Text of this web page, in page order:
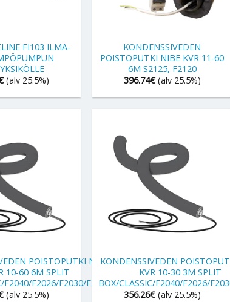
FI103 ILMA-
(alv 25.5%)
KONDENSSIVEDEN
POISTOPUTKI NIBE KVR 11-60
6M S2125, F2120
396.74€ (alv 25.5%)
POISTOPUTKI NIBE
10-60 6M SPLIT
F2040/F2026/F2030/F2300
(alv 25.5%)
KONDENSSIVEDEN
KVR 10-30 3M SPLIT
BOX/CLASSIC/F2040/F2026/
356.26€ (alv 25.5%)